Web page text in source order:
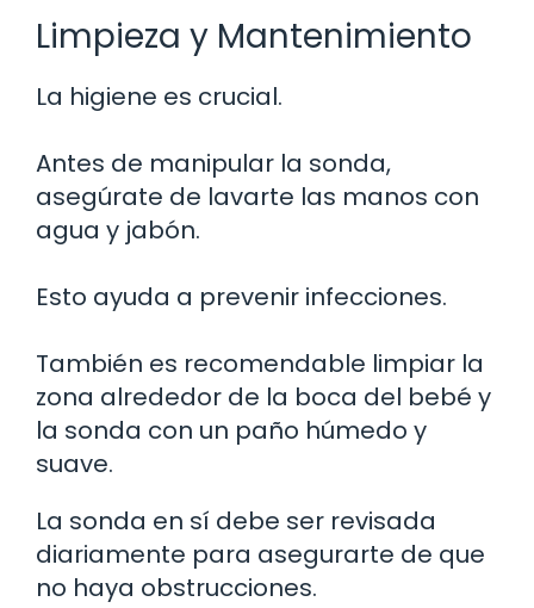
Limpieza y Mantenimiento
La higiene es crucial.
Antes de manipular la sonda,
asegúrate de lavarte las manos con
agua y jabón.
Esto ayuda a prevenir infecciones.
También es recomendable limpiar la
zona alrededor de la boca del bebé y
la sonda con un paño húmedo y
suave.
La sonda en sí debe ser revisada
diariamente para asegurarte de que
no haya obstrucciones.